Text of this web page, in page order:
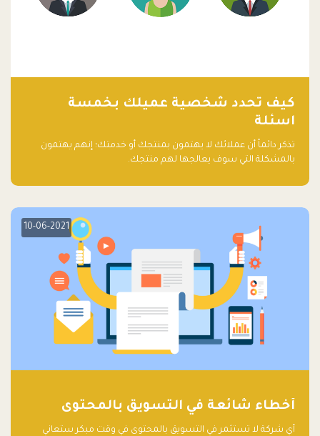
كيف تحدد شخصية عميلك بخمسة
اسئلة
تذكر دائماً أن عملائك لا يهتمون بمنتجك أو خدمتك؛ إنهم يهتمون
بالمشكلة التي سوف يعالجها لهم منتجك.
10-06-2021
أخطاء شائعة في التسويق بالمحتوى
أي شركة لا تستثمر في التسويق بالمحتوى في وقت مبكر ستعاني